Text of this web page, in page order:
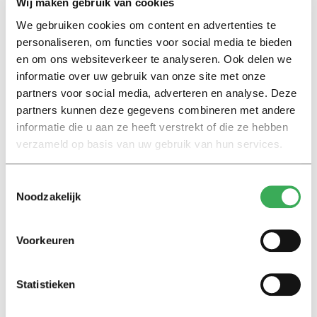
Wij maken gebruik van cookies
We gebruiken cookies om content en advertenties te
personaliseren, om functies voor social media te bieden
en om ons websiteverkeer te analyseren. Ook delen we
informatie over uw gebruik van onze site met onze
partners voor social media, adverteren en analyse. Deze
partners kunnen deze gegevens combineren met andere
informatie die u aan ze heeft verstrekt of die ze hebben
verzameld op basis van uw gebruik van hun services.
Noodzakelijk
Voorkeuren
Statistieken
geneigd om slechte daden door de vingers te zien. Ons
morele kompas lijkt dan ineens minder goed te werken.’
Bij Borsato ziet ze dat duidelijk gebeuren. Na jaren van
stilte verscheen hij opnieuwin de media , met een
framing die vooral draaide om zijn terugkeer. ‘Dan gaat
het ineens over hoe zwaar híj het heeft gehad, hoe erg
híj gemist werd. Niet over het meisje, niet over haar
Een andere manier om het niet over de inhoud van
wangedrag te hoeven hebben, is via het argument dat
de kunst losstaat van de maker. Bij artiesten als Michael
Jackson klinkt dan al snel:
de kunst is groter dan de mens